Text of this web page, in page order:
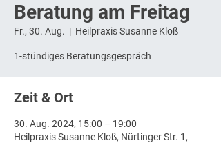
Beratung am Freitag
Fr., 30. Aug.
  |
Heilpraxis Susanne Kloß
1-stündiges Beratungsgespräch
Zeit & Ort
30. Aug. 2024, 15:00 – 19:00
Heilpraxis Susanne Kloß, Nürtinger Str. 1,